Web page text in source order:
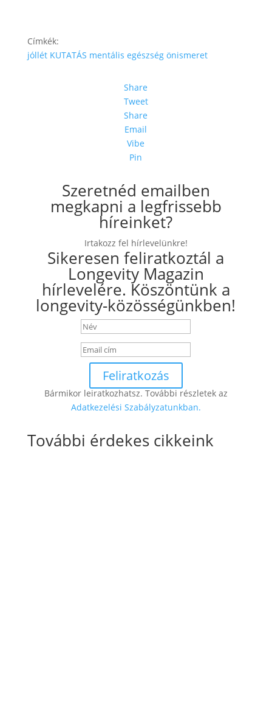
Címkék:
jóllét KUTATÁS mentális egészség önismeret
Share
Tweet
Share
Email
Vibe
Pin
Szeretnéd emailben
megkapni a legfrissebb
híreinket?
Irtakozz fel hírlevelünkre!
Sikeresen feliratkoztál a
Longevity Magazin
hírlevelére. Köszöntünk a
longevity-közösségünkben!
Feliratkozás
Bármikor leiratkozhatsz. További részletek az
Adatkezelési Szabályzatunkban.
További érdekes cikkeink